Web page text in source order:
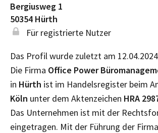
Bergiusweg 1
50354 Hürth
Für registrierte Nutzer
Das Profil wurde zuletzt am
Die Firma Office Power
in Hürth ist im Handelsregister beim
Köln unter dem Aktenzeichen HRA
Das Unternehmen ist mit der
eingetragen. Mit der Führung der Firma